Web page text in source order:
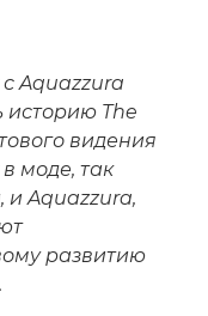
Aquazzura
историю The
видения
моде, так
и Aquazzura,
развитию